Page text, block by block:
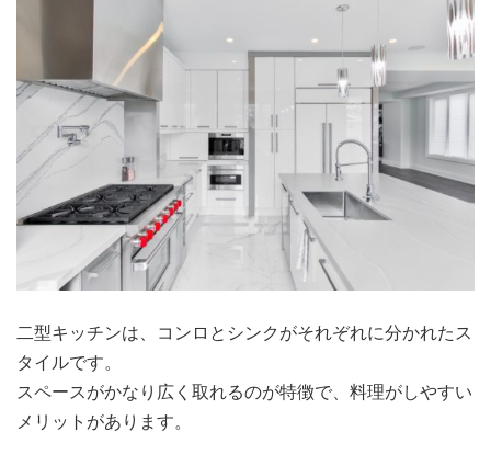
二型キッチンは、コンロとシンクがそれぞれに分かれたス
タイルです。
スペースがかなり広く取れるのが特徴で、料理がしやすい
メリットがあります。